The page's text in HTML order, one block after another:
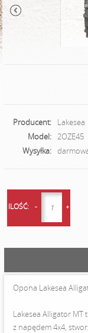
Producent:
Lakesea
Model: 2OZE45
Wysyłka:
ILOŚĆ:
Opona Lakesea
Lakesea Alligator
z napędem 4x4,